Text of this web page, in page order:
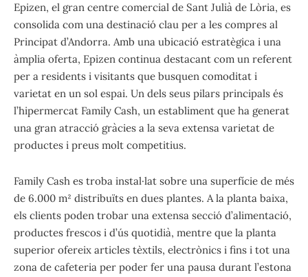
Epizen, el gran centre comercial de Sant Julià de Lòria, es
consolida com una destinació clau per a les compres al
Principat d’Andorra. Amb una ubicació estratègica i una
àmplia oferta, Epizen continua destacant com un referent
per a residents i visitants que busquen comoditat i
varietat en un sol espai. Un dels seus pilars principals és
l’hipermercat Family Cash, un establiment que ha generat
una gran atracció gràcies a la seva extensa varietat de
productes i preus molt competitius.
Family Cash es troba instal·lat sobre una superfície de més
de 6.000 m² distribuïts en dues plantes. A la planta baixa,
els clients poden trobar una extensa secció d’alimentació,
productes frescos i d’ús quotidià, mentre que la planta
superior ofereix articles tèxtils, electrònics i fins i tot una
zona de cafeteria per poder fer una pausa durant l’estona